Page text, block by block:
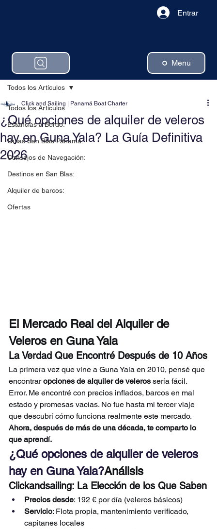
Menu
Entrar
Todos los Artículos
Estancias a Bordo:
Guias San Blas Panama:
Consejos de Navegación:
Destinos en San Blas:
Alquiler de barcos:
Ofertas
Todos los Artículos
¿Qué opciones de alquiler de veleros
hay en Guna Yala? La Guía Definitiva
2026
Click and Sailing | Panamá Boat Charter
El Mercado Real del Alquiler de
Veleros en Guna Yala
La Verdad Que Encontré Después de 10 Años
La primera vez que vine a Guna Yala en 2010, pensé que
encontrar opciones de alquiler de veleros sería fácil.
Error. Me encontré con precios inflados, barcos en mal
estado y promesas vacías. No fue hasta mi tercer viaje
que descubrí cómo funciona realmente este mercado.
Ahora, después de más de una década, te comparto lo
que aprendí.
¿Qué opciones de alquiler de veleros
hay en Guna Yala?Análisis
Clickandsailing: La Elección de los Que Saben
Precios desde: 192 € por día (veleros básicos)
Servicio: Flota propia, mantenimiento verificado,
capitanes locales